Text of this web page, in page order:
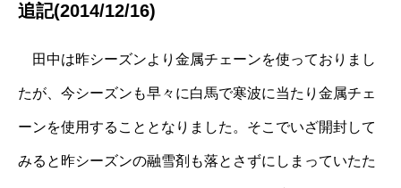
追記(2014/12/16)
田中は昨シーズンより金属チェーンを使っておりまし
たが、今シーズンも早々に白馬で寒波に当たり金属チェ
ーンを使用することとなりました。そこでいざ開封して
みると昨シーズンの融雪剤も落とさずにしまっていたた